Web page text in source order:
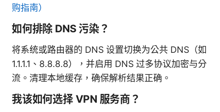
购指南）
如何排除 DNS 污染？
将系统或路由器的 DNS 设置切换为公共 DNS（如
1.1.1.1、8.8.8.8），并启用 DNS 过多协议加密与分
流。清理本地缓存，确保解析结果正确。
我该如何选择 VPN 服务商？